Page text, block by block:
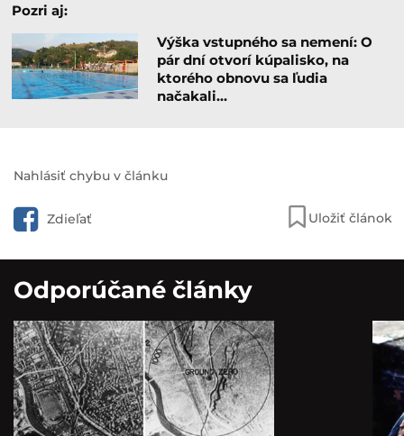
Pozri aj:
Výška vstupného sa nemení: O
pár dní otvorí kúpalisko, na
ktorého obnovu sa ľudia
načakali…
Nahlásiť chybu v článku
Zdieľať Uložiť článok
Odporúčané články